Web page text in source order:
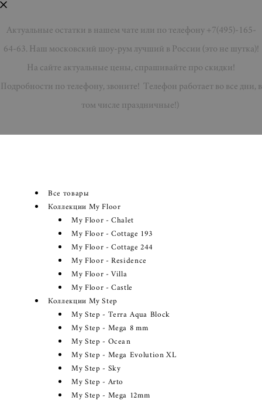
Актуальные остатки в нашем чате или по телефону +7(495)-165-
64-63. Наш московский шоу-рум лучший в России (это не шутка)!
На сайте актуальные цены, спрашивайте про скидки!
Подробности по телефону, звоните! Телефон работает во все дни, в
том числе праздничные!)
Все товары
Коллекции My Floor
My Floor - Chalet
My Floor - Cottage 193
My Floor - Cottage 244
My Floor - Residence
My Floor - Villa
My Floor - Castle
Коллекции My Step
My Step - Terra Aqua Block
My Step - Mega 8 mm
My Step - Ocean
My Step - Mega Evolution XL
My Step - Sky
My Step - Arto
My Step - Mega 12mm